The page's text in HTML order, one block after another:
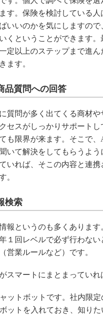
す。保険を検討している
いいのかを気にしますの
くということができます
定以上のステップまで進
ます。
品質問への回答
質問が多く出てくる商材
セスがしっかりサポート
も限界が来ます。そこで
いて解決をしてもらうよ
いれば、そこの内容と連
。
検索
報というのも多くありま
１回レベルで必ず行わな
営業ルールなど）です。
スマートにまとまってい
ットボットです。社内限
ットを入れておき、知り